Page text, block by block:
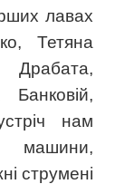
лавах
Тетяна
нам
струмені